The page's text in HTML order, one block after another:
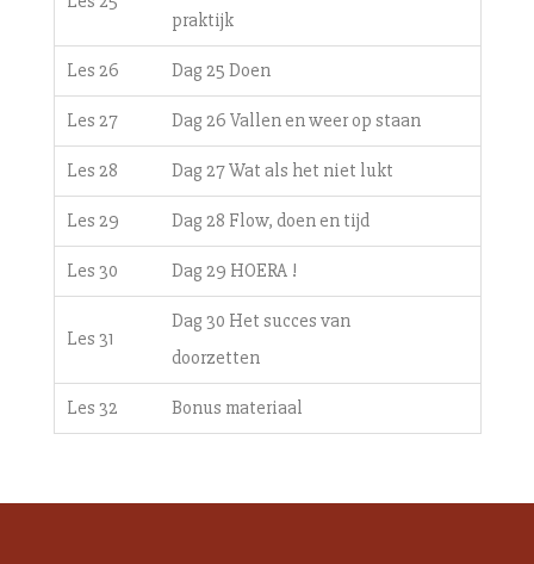
praktijk
Les 26 Dag 25 Doen
Les 27 Dag 26 Vallen en weer op staan
Les 28 Dag 27 Wat als het niet lukt
Les 29 Dag 28 Flow, doen en tijd
Les 30 Dag 29 HOERA !
Les 31
Dag 30 Het succes van
doorzetten
Les 32 Bonus materiaal